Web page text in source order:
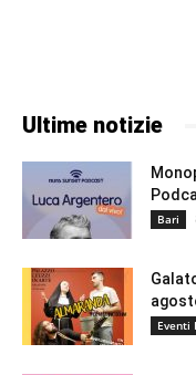
Ultime notizie
Bari
Eventi